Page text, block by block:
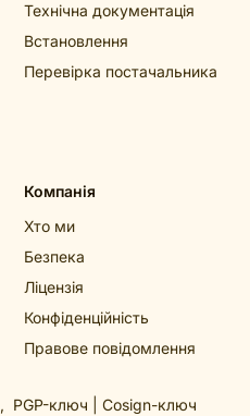
Технічна документація
Встановлення
Перевірка постачальника
Компанія
Хто ми
Безпека
Ліцензія
Конфіденційність
Правове повідомлення
, PGP-ключ Cosign-ключ